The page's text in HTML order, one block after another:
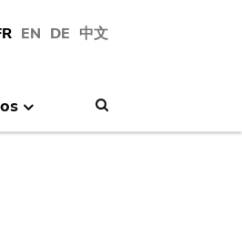
EN DE 中文